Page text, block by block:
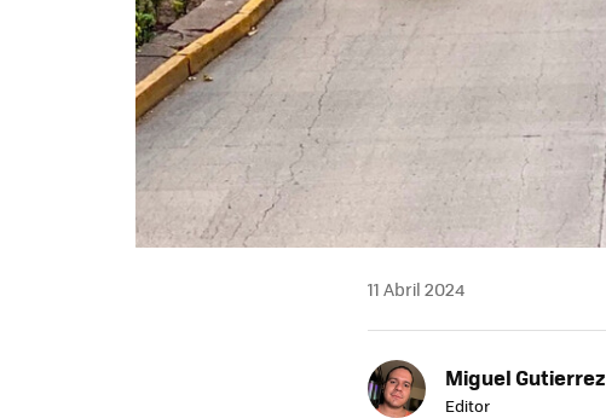
11 Abril 2024
Miguel Gutierrez
Editor